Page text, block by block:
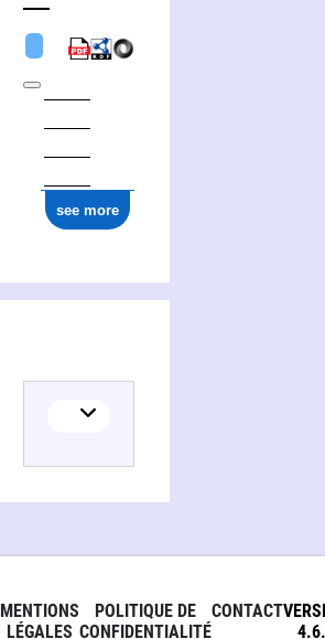
see more
MENTIONS
LÉGALES
POLITIQUE DE
CONFIDENTIALITÉ
CONTACT